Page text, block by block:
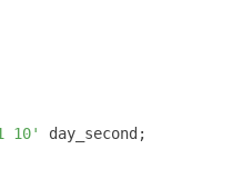
10'
day_second;